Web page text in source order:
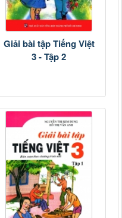
Giải bài tập Tiếng Việt
3 - Tập 2